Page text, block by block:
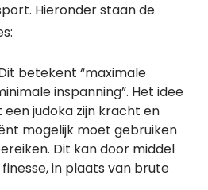
Hieronder staan de
betekent “maximale
inspanning”. Het idee
judoka zijn kracht en
mogelijk moet gebruiken
Dit kan door middel
in plaats van brute